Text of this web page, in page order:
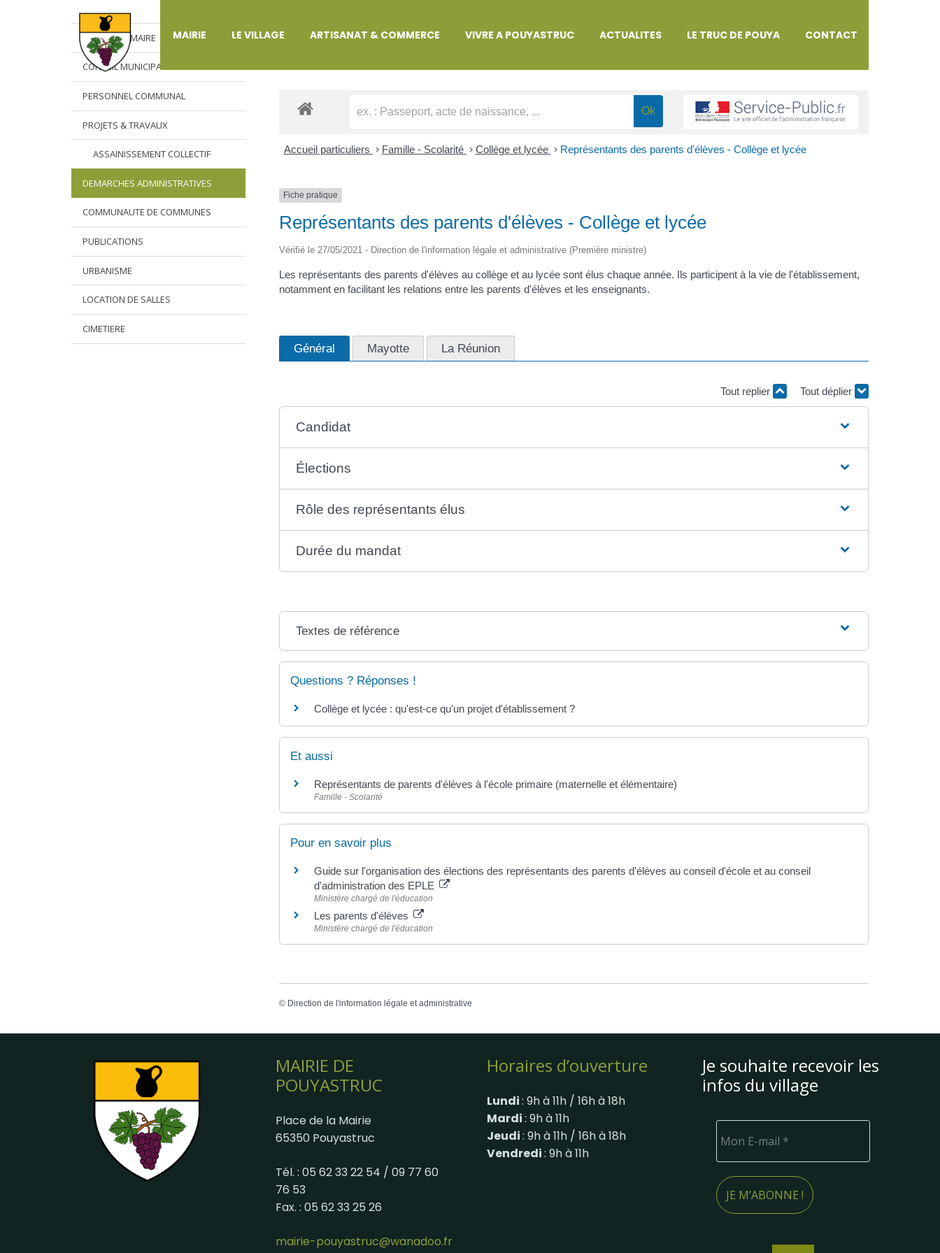
MAIRIE LE VILLAGE ARTISANAT & COMMERCE VIVRE A POUYASTRUC ACTUALITES LE TRUC DE POUYA CONTACT
L’EDITO DU MAIRE
CONSEIL MUNICIPAL
PERSONNEL COMMUNAL
PROJETS & TRAVAUX
ASSAINISSEMENT COLLECTIF
DEMARCHES ADMINISTRATIVES
COMMUNAUTE DE COMMUNES
PUBLICATIONS
URBANISME
LOCATION DE SALLES
CIMETIERE
DÉMARCHES ADMINISTRATIVES
Accueil particuliers > Famille - Scolarité > Collège et lycée > Représentants des parents d'élèves - Collège et lycée
Fiche pratique
Représentants des parents d'élèves - Collège et lycée
Vérifié le 27/05/2021 - Direction de l'information légale et administrative (Première ministre)
Les représentants des parents d'élèves au collège et au lycée sont élus chaque année. Ils participent à la vie de l'établissement,
notamment en facilitant les relations entre les parents d'élèves et les enseignants.
Général Mayotte La Réunion
Tout replier Tout déplier
Candidat
Élections
Rôle des représentants élus
Durée du mandat
Textes de référence
Questions ? Réponses !
Collège et lycée : qu'est-ce qu'un projet d'établissement ?
Et aussi
Représentants de parents d'élèves à l'école primaire (maternelle et élémentaire)
Famille - Scolarité
Pour en savoir plus
Guide sur l'organisation des élections des représentants des parents d'élèves au conseil d'école et au conseil
d'administration des EPLE
Ministère chargé de l'éducation
Les parents d'élèves
Ministère chargé de l'éducation
© Direction de l'information légale et administrative
MAIRIE DE
POUYASTRUC
Place de la Mairie
65350 Pouyastruc
Tél. : 05 62 33 22 54 / 09 77 60
76 53
Fax. : 05 62 33 25 26
mairie-pouyastruc@wanadoo.fr
Horaires d’ouverture
Lundi: 9h à 11h / 16h à 18h
Mardi: 9h à 11h
Jeudi: 9h à 11h / 16h à 18h
Vendredi: 9h à 11h
Je souhaite recevoir les
infos du village